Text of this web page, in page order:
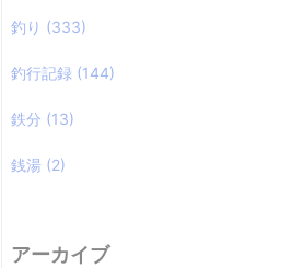
釣り (333)
釣行記録 (144)
鉄分 (13)
銭湯 (2)
アーカイブ